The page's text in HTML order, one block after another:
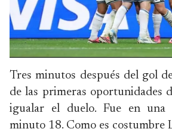
Tres minutos después del gol
de las primeras oportunidades
igualar el duelo. Fue en una
minuto 18. Como es costumbre